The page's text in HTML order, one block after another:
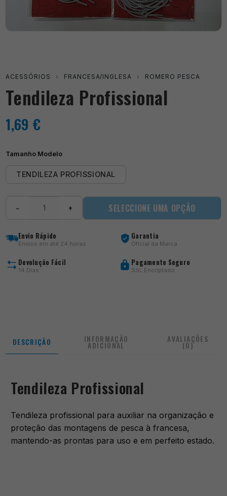
ACESSÓRIOS › FRANCESA/INGLESA › ROMERO PESCA
Tendileza Profissional
1,69 €
Tamanho Modelo
TENDILEZA PROFISSIONAL
− + SELECCIONE UMA OPÇÃO
Envio Rápido
Envios em até 24 horas
Garantia
Oficial da Marca
Devolução Fácil
14 Dias
Pagamento Seguro
SSL Encriptado
DESCRIÇÃO INFORMAÇÃO
ADICIONAL
AVALIAÇÕES
(0)
Tendileza Profissional
Tendileza profissional para auxiliar na organização e
proteção das montagens de pesca à francesa,
mantendo-as prontas para uso e em perfeito estado.